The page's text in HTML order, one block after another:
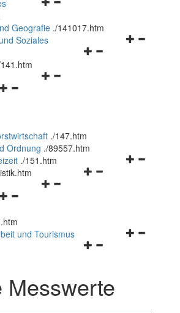
und
schließen
Geografie ./141017.htm
Navigationsmenü
Soziales
Navigationsmenü
Navigationsmenü
./147.htm
Ordnung ./89557.htm
Navigationsmenü
./151.htm
Navigationsmenü
Navigationsmenü
Navigationsmenü
schließen
und Tourismus
Messwerte